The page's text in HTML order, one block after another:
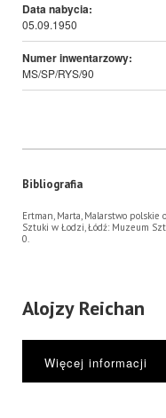
Data nabycia:
05.09.1950
Numer inwentarzowy:
MS/SP/RYS/90
Bibliografia
Ertman, Marta, Malarstwo
Sztuki w Łodzi, Łódź: Muzeum
0.
Alojzy Reichan
Więcej informacji